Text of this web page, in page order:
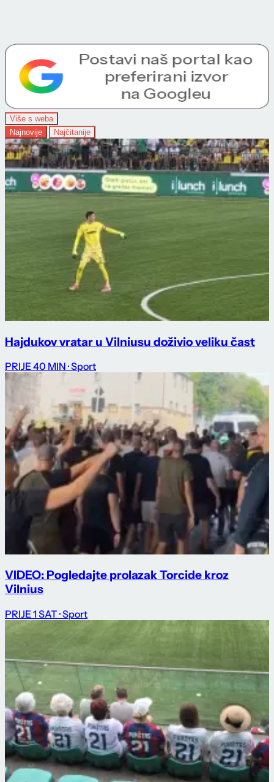
Više s weba
Najnovije
Najčitanije
Hajdukov vratar u Vilniusu doživio veliku čast
PRIJE 40 MIN · Sport
VIDEO: Pogledajte prolazak Torcide kroz
Vilnius
PRIJE 1 SAT · Sport